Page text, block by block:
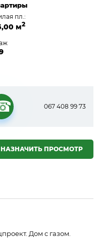
пл.:
м2
067 408 99 73
НАЗНАЧИТЬ ПРОСМОТР
Дом с газом.